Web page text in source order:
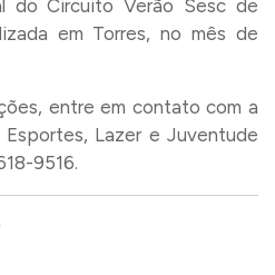
do Circuito Verão Sesc de
em Torres, no mês de
entre em contato com a
Lazer e Juventude
9516.